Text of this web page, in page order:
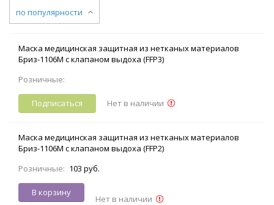
по популярности
Маска медицинская защитная из нетканых материалов
Бриз-1106М с клапаном выдоха (FFP3)
Розничные:
Подписаться Нет в наличии
Маска медицинская защитная из нетканых материалов
Бриз-1106М с клапаном выдоха (FFP2)
Розничные: 103 руб.
В корзину
Нет в наличии